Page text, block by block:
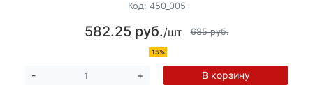
Код: 450_005
582.25 руб./шт 685 руб.
15%
- + В корзину